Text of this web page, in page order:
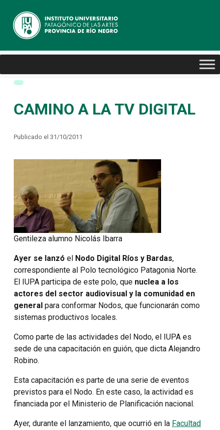
CAMINO A LA TV DIGITAL
Publicado el 31/10/2011
Gentileza alumno Nicolás Ibarra
Ayer se lanzó el Nodo Digital Ríos y Bardas,
correspondiente al Polo tecnológico Patagonia Norte.
El IUPA participa de este polo, que nuclea a los
actores del sector audiovisual y la comunidad en
general para conformar Nodos, que funcionarán como
sistemas productivos locales.
Como parte de las actividades del Nodo, el IUPA es
sede de una capacitación en guión, que dicta Alejandro
Robino.
Esta capacitación es parte de una serie de eventos
previstos para el Nodo. En este caso, la actividad es
financiada por el Ministerio de Planificación nacional.
Ayer, durante el lanzamiento, que ocurrió en la Facultad